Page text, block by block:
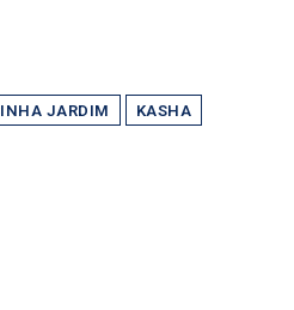
JARDIM
KASHA